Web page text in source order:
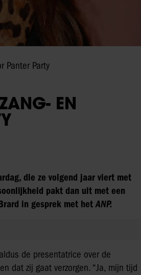
Panter Party
EN
die ze volgend jaar viert met
pakt dan uit met een
in gesprek met hetANP.
de presentatrice over de
dat zij gaat verzorgen. “Ja, mijn tijd